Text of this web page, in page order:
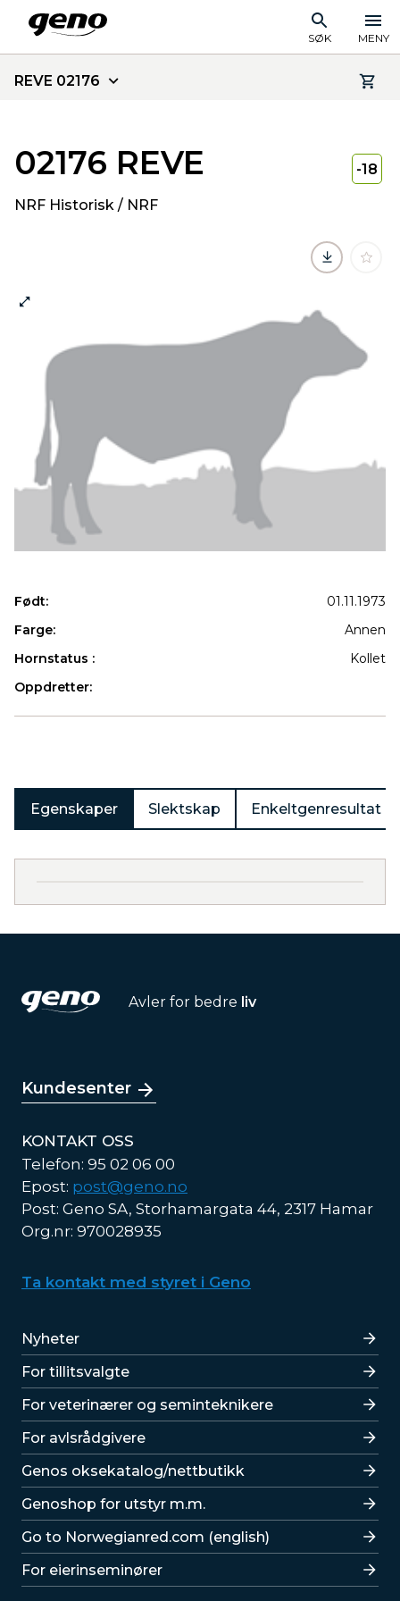
SØK MENY
REVE 02176
02176 REVE
NRF Historisk / NRF
-18
Født:
01.11.1973
Farge:
Annen
Hornstatus :
Kollet
Oppdretter:
Egenskaper Slektskap Enkeltgenresultat
Avler for bedre liv
Kundesenter
KONTAKT OSS
Telefon: 95 02 06 00
Epost: post@geno.no
Post: Geno SA, Storhamargata 44, 2317 Hamar
Org.nr: 970028935
Ta kontakt med styret i Geno
Lenker
Nyheter
For tillitsvalgte
For veterinærer og seminteknikere
For avlsrådgivere
Lenker
Genos oksekatalog/nettbutikk
Genoshop for utstyr m.m.
Go to Norwegianred.com (english)
For eierinseminører